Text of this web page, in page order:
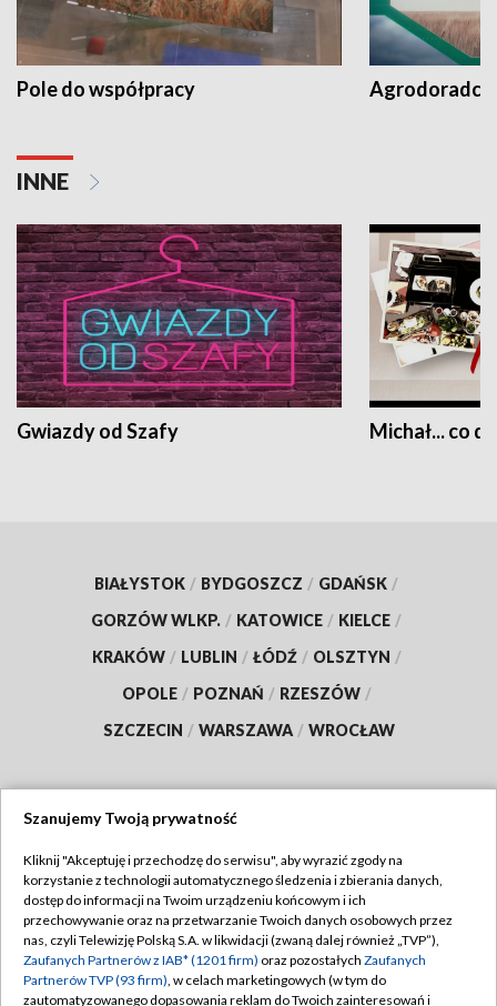
Pole do współpracy Agrodoradcy
INNE
Gwiazdy od Szafy Michał... co
BIAŁYSTOK / BYDGOSZCZ / GDAŃSK /
GORZÓW WLKP. / KATOWICE / KIELCE /
KRAKÓW / LUBLIN / ŁÓDŹ / OLSZTYN /
OPOLE / POZNAŃ / RZESZÓW /
SZCZECIN / WARSZAWA / WROCŁAW
TVP
Abonament TVP
Emisja w TVP
Centrum informacji TVP
Regulamin TVP
Polityka prywatności
Moje zgody
Szanujemy Twoją prywatność
Kliknij "Akceptuję i przechodzę do serwisu", aby wyrazić zgody na
korzystanie z technologii automatycznego śledzenia i zbierania danych,
dostęp do informacji na Twoim urządzeniu końcowym i ich
przechowywanie oraz na przetwarzanie Twoich danych osobowych przez
nas, czyli Telewizję Polską S.A. w likwidacji (zwaną dalej również „TVP”),
Zaufanych Partnerów z IAB* (1201 firm) oraz pozostałych Zaufanych
Partnerów TVP (93 firm), w celach marketingowych (w tym do
zautomatyzowanego dopasowania reklam do Twoich zainteresowań i